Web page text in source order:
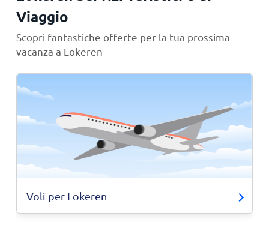
Viaggio
Scopri fantastiche offerte per la tua prossima
vacanza a Lokeren
Voli per Lokeren